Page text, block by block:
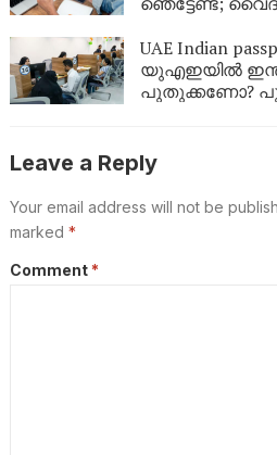
UAE Indian
യുഎഇയിൽ
പുതുക്കണോ?
Leave a Reply
Your email address will not be
marked *
Comment *